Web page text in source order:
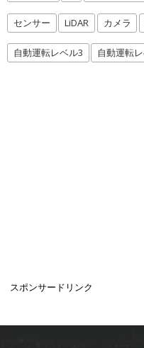
センサー LiDAR カメラ
自動運転レベル3 自動運転
スポンサードリンク